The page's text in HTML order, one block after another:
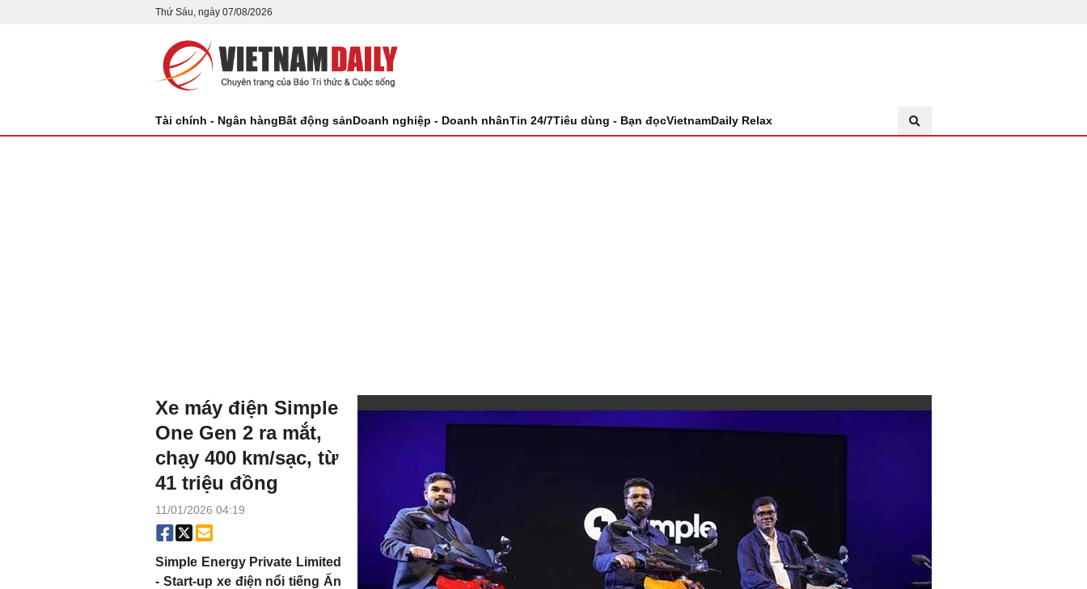
Thứ Sáu, ngày 07/08/2026
Tài chính - Ngân hàngBất động sảnDoanh nghiệp - Doanh nhânTin 24/7Tiêu dùng - Bạn đọcVietnamDaily Relax
Xe máy điện Simple
One Gen 2 ra mắt,
chạy 400 km/sạc, từ
41 triệu đồng
11/01/2026 04:19
Simple Energy Private Limited
- Start-up xe điện nổi tiếng Ấn